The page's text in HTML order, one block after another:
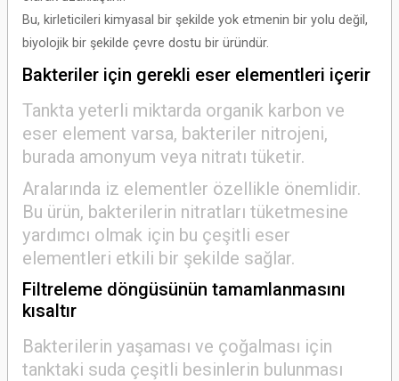
Bu, kirleticileri kimyasal bir şekilde yok etmenin bir yolu değil,
biyolojik bir şekilde çevre dostu bir üründür.
Bakteriler için gerekli eser elementleri içerir
Tankta yeterli miktarda organik karbon ve
eser element varsa, bakteriler nitrojeni,
burada amonyum veya nitratı tüketir.
Aralarında iz elementler özellikle önemlidir.
Bu ürün, bakterilerin nitratları tüketmesine
yardımcı olmak için bu çeşitli eser
elementleri etkili bir şekilde sağlar.
Filtreleme döngüsünün tamamlanmasını
kısaltır
Bakterilerin yaşaması ve çoğalması için
tanktaki suda çeşitli besinlerin bulunması